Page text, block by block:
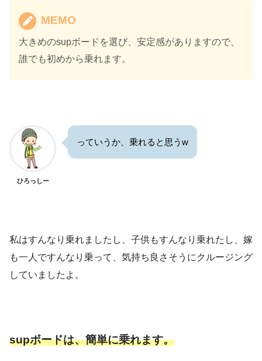
MEMO
大きめのsupボードを選び、安定感がありますので、
誰でも初めから乗れます。
ひろっしー
っていうか、乗れると思うw
私はすんなり乗れましたし、子供もすんなり乗れたし、嫁
も一人ですんなり乗って、気持ち良さそうにクルージング
していましたよ。
supボードは、簡単に乗れます。